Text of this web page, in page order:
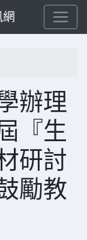
辦理
『生
研討
勵教